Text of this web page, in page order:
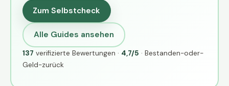
Zum Selbstcheck
Alle Guides ansehen
137 verifizierte Bewertungen · 4,7/5 · Bestanden-oder-
Geld-zurück